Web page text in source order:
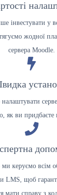
інвестувати у
жодної
сервера Moodle.
як ви придбаєте
керуємо всім
LMS, щоб
мати справу з